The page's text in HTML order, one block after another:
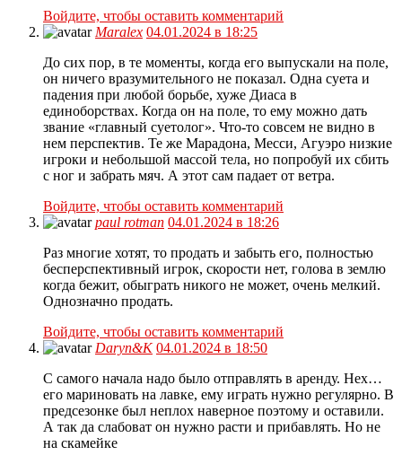
Войдите, чтобы оставить комментарий
Maralex 04.01.2024 в 18:25
До сих пор, в те моменты, когда его выпускали на поле,
он ничего вразумительного не показал. Одна суета и
падения при любой борьбе, хуже Диаса в
единоборствах. Когда он на поле, то ему можно дать
звание «главный суетолог». Что-то совсем не видно в
нем перспектив. Те же Марадона, Месси, Агуэро низкие
игроки и небольшой массой тела, но попробуй их сбить
с ног и забрать мяч. А этот сам падает от ветра.
Войдите, чтобы оставить комментарий
paul rotman 04.01.2024 в 18:26
Раз многие хотят, то продать и забыть его, полностью
бесперспективный игрок, скорости нет, голова в землю
когда бежит, обыграть никого не может, очень мелкий.
Однозначно продать.
Войдите, чтобы оставить комментарий
Daryn&K 04.01.2024 в 18:50
С самого начала надо было отправлять в аренду. Нех…
его мариновать на лавке, ему играть нужно регулярно. В
предсезонке был неплох наверное поэтому и оставили.
А так да слабоват он нужно расти и прибавлять. Но не
на скамейке